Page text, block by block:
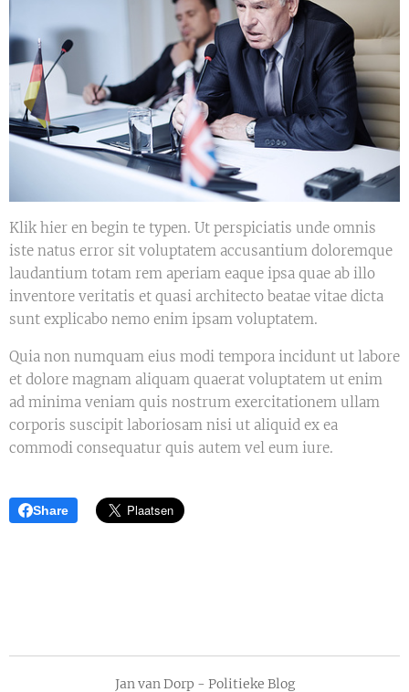
Klik hier en begin te typen. Ut perspiciatis unde omnis
iste natus error sit voluptatem accusantium doloremque
laudantium totam rem aperiam eaque ipsa quae ab illo
inventore veritatis et quasi architecto beatae vitae dicta
sunt explicabo nemo enim ipsam voluptatem.
Quia non numquam eius modi tempora incidunt ut labore
et dolore magnam aliquam quaerat voluptatem ut enim
ad minima veniam quis nostrum exercitationem ullam
corporis suscipit laboriosam nisi ut aliquid ex ea
commodi consequatur quis autem vel eum iure.
Share
Jan van Dorp - Politieke Blog